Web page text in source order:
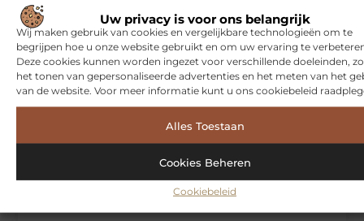
Uw privacy is voor ons belangrijk
Wij maken gebruik van cookies en vergelijkbare technologieën om te
begrijpen hoe u onze website gebruikt en om uw ervaring te
Deze cookies kunnen worden ingezet voor verschillende doeleinden,
het tonen van gepersonaliseerde advertenties en het meten van het
van de website. Voor meer informatie kunt u ons cookiebeleid
Alles Toestaan
Cookies Beheren
Cookiebeleid
WONINGEN
Hoe je jouw woning in Amsterdam beter beschermt tegen